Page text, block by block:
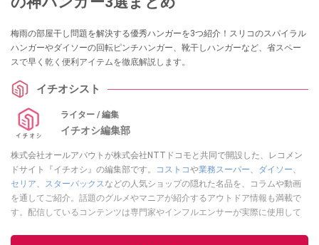
梅雨の部屋干し問題を解決する優秀ハンガーを3つ紹介！スリコのスパイラル
ハンガーやダイソーの回転ピンチハンガー、靴干しハンガーなど、省スペー
スで早く乾く便利アイテムを徹底解説します。
イチオシスト
ライター / 編集
イチオシ編集部
株式会社オールアバウトが株式会社NTTドコモと共同で開設した、レコメン
ドサイト『イチオシ』の編集部です。
コストコや業務スーパー、 ダイソー、
セリア、 スターバックスなどの人気ショップの隠れた名品を、コラムや動画
を通してご紹介。話題のグルメやマニアが紹介するアウトドア情報も満載で
す。配信しているコンテンツは専門家やインフルエンサーが実際に使用して
ニュースでフォロー